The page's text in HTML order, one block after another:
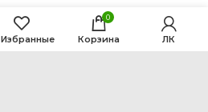
Избранные
0
Корзина ЛК